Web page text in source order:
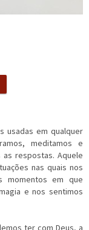
usadas em qualquer
meditamos e
respostas. Aquele
nas quais nos
momentos em que
e nos sentimos
ter com Deus, a